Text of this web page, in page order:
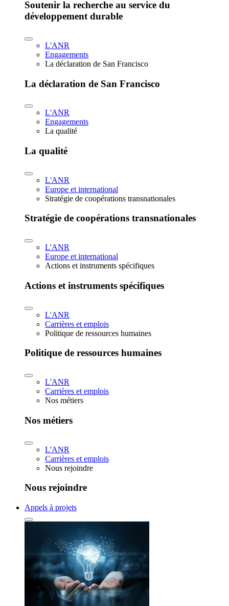
Soutenir la recherche au service du
développement durable
L'ANR
Engagements
La déclaration de San Francisco
La déclaration de San Francisco
L'ANR
Engagements
La qualité
La qualité
L'ANR
Europe et international
Stratégie de coopérations transnationales
Stratégie de coopérations transnationales
L'ANR
Europe et international
Actions et instruments spécifiques
Actions et instruments spécifiques
L'ANR
Carrières et emplois
Politique de ressources humaines
Politique de ressources humaines
L'ANR
Carrières et emplois
Nos métiers
Nos métiers
L'ANR
Carrières et emplois
Nous rejoindre
Nous rejoindre
Appels à projets